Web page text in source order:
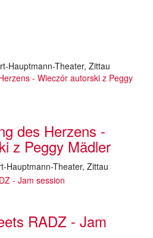
Hauptmann-Theater, Zittau
des Herzens -
z Peggy Mädler
Hauptmann-Theater, Zittau
RADZ - Jam